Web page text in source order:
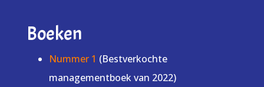
Boeken
Nummer 1 (Bestverkochte
managementboek van 2022)